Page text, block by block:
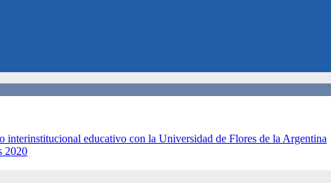
interinstitucional educativo con la Universidad de Flores de la Argentina
2020